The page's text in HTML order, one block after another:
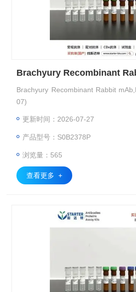
Brachyury Recombinant Rabbit
07)
更新时间：2026-07-27
产品型号：S0B2378P
浏览量：565
查看更多 +